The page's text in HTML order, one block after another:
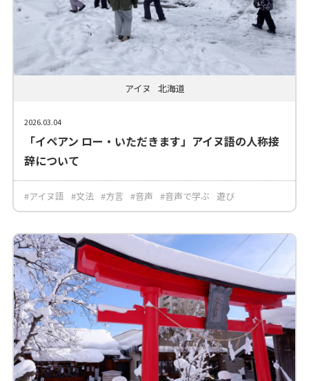
アイヌ 北海道
2026.03.04
「イペアン ロー・いただきます」アイヌ語の人称接
辞について
#アイヌ語 #文法 #方言 #音声 #音声で学ぶ 遊び